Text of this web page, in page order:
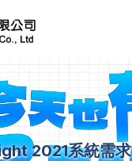
2021系統需求